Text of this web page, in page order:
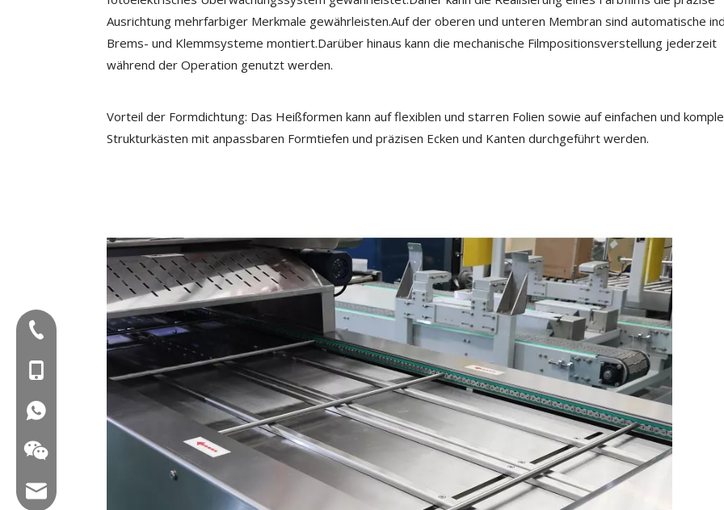
Ausrichtung mehrfarbiger Merkmale gewährleisten.Auf der oberen und unteren Membran sind automatische
Brems- und Klemmsysteme montiert.Darüber hinaus kann die mechanische Filmpositionsverstellung jederzeit
während der Operation genutzt werden.
Vorteil der Formdichtung: Das Heißformen kann auf flexiblen und starren Folien sowie auf einfachen und
Strukturkästen mit anpassbaren Formtiefen und präzisen Ecken und Kanten durchgeführt werden.
Tel:+86-577-88627766
Mob: +86-18858715170
WA: 0086 18858715170